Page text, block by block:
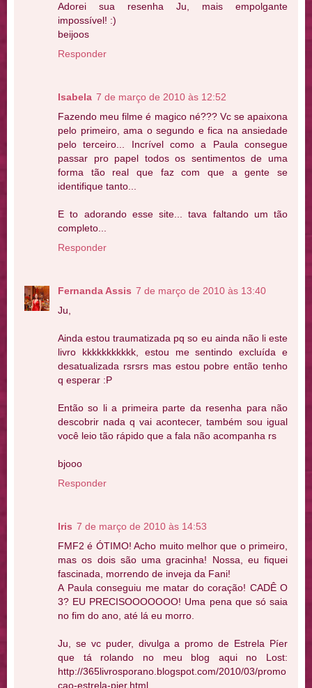
Adorei sua resenha Ju, mais empolgante
impossível! :)
beijoos
Responder
Isabela 7 de março de 2010 às 12:52
Fazendo meu filme é magico né??? Vc se apaixona
pelo primeiro, ama o segundo e fica na ansiedade
pelo terceiro... Incrível como a Paula consegue
passar pro papel todos os sentimentos de uma
forma tão real que faz com que a gente se
identifique tanto...
E to adorando esse site... tava faltando um tão
completo...
Responder
Fernanda Assis 7 de março de 2010 às 13:40
Ju,
Ainda estou traumatizada pq so eu ainda não li este
livro kkkkkkkkkkk, estou me sentindo excluída e
desatualizada rsrsrs mas estou pobre então tenho
q esperar :P
Então so li a primeira parte da resenha para não
descobrir nada q vai acontecer, também sou igual
você leio tão rápido que a fala não acompanha rs
bjooo
Responder
Iris 7 de março de 2010 às 14:53
FMF2 é ÓTIMO! Acho muito melhor que o primeiro,
mas os dois são uma gracinha! Nossa, eu fiquei
fascinada, morrendo de inveja da Fani!
A Paula conseguiu me matar do coração! CADÊ O
3? EU PRECISOOOOOOO! Uma pena que só saia
no fim do ano, até lá eu morro.
Ju, se vc puder, divulga a promo de Estrela Píer
que tá rolando no meu blog aqui no Lost:
http://365livrosporano.blogspot.com/2010/03/promo
cao-estrela-pier.html